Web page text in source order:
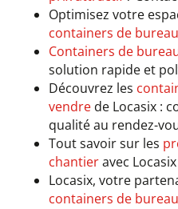
Optimisez votre
containers de
Containers de
solution rapide et
Découvrez les
vendrede Locasix :
qualité au rendez-
Tout savoir sur les
chantieravec Locasix
Locasix, votre
containers de